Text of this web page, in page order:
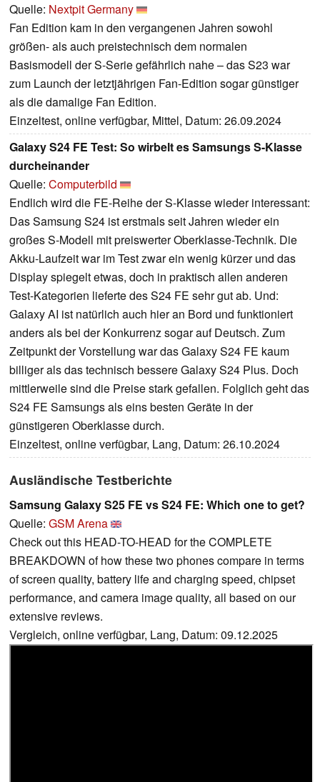
Quelle: Nextpit Germany
Fan Edition kam in den vergangenen Jahren sowohl
größen- als auch preistechnisch dem normalen
Basismodell der S-Serie gefährlich nahe – das S23 war
zum Launch der letztjährigen Fan-Edition sogar günstiger
als die damalige Fan Edition.
Einzeltest, online verfügbar, Mittel, Datum: 26.09.2024
Galaxy S24 FE Test: So wirbelt es Samsungs S-Klasse
durcheinander
Quelle: Computerbild
Endlich wird die FE-Reihe der S-Klasse wieder interessant:
Das Samsung S24 ist erstmals seit Jahren wieder ein
großes S-Modell mit preiswerter Oberklasse-Technik. Die
Akku-Laufzeit war im Test zwar ein wenig kürzer und das
Display spiegelt etwas, doch in praktisch allen anderen
Test-Kategorien lieferte des S24 FE sehr gut ab. Und:
Galaxy AI ist natürlich auch hier an Bord und funktioniert
anders als bei der Konkurrenz sogar auf Deutsch. Zum
Zeitpunkt der Vorstellung war das Galaxy S24 FE kaum
billiger als das technisch bessere Galaxy S24 Plus. Doch
mittlerweile sind die Preise stark gefallen. Folglich geht das
S24 FE Samsungs als eins besten Geräte in der
günstigeren Oberklasse durch.
Einzeltest, online verfügbar, Lang, Datum: 26.10.2024
Ausländische Testberichte
Samsung Galaxy S25 FE vs S24 FE: Which one to get?
Quelle: GSM Arena
Check out this HEAD-TO-HEAD for the COMPLETE
BREAKDOWN of how these two phones compare in terms
of screen quality, battery life and charging speed, chipset
performance, and camera image quality, all based on our
extensive reviews.
Vergleich, online verfügbar, Lang, Datum: 09.12.2025